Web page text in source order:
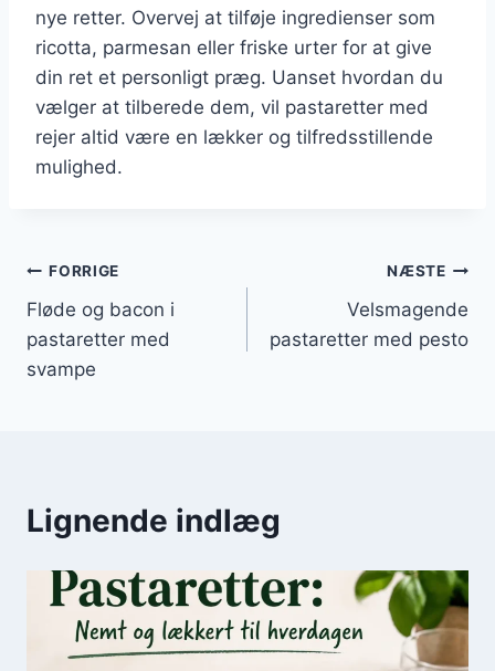
nye retter. Overvej at tilføje ingredienser som
ricotta, parmesan eller friske urter for at give
din ret et personligt præg. Uanset hvordan du
vælger at tilberede dem, vil pastaretter med
rejer altid være en lækker og tilfredsstillende
mulighed.
Indlægsnavigation
FORRIGE
Fløde og bacon i
pastaretter med
svampe
NÆSTE
Velsmagende
pastaretter med pesto
Lignende indlæg